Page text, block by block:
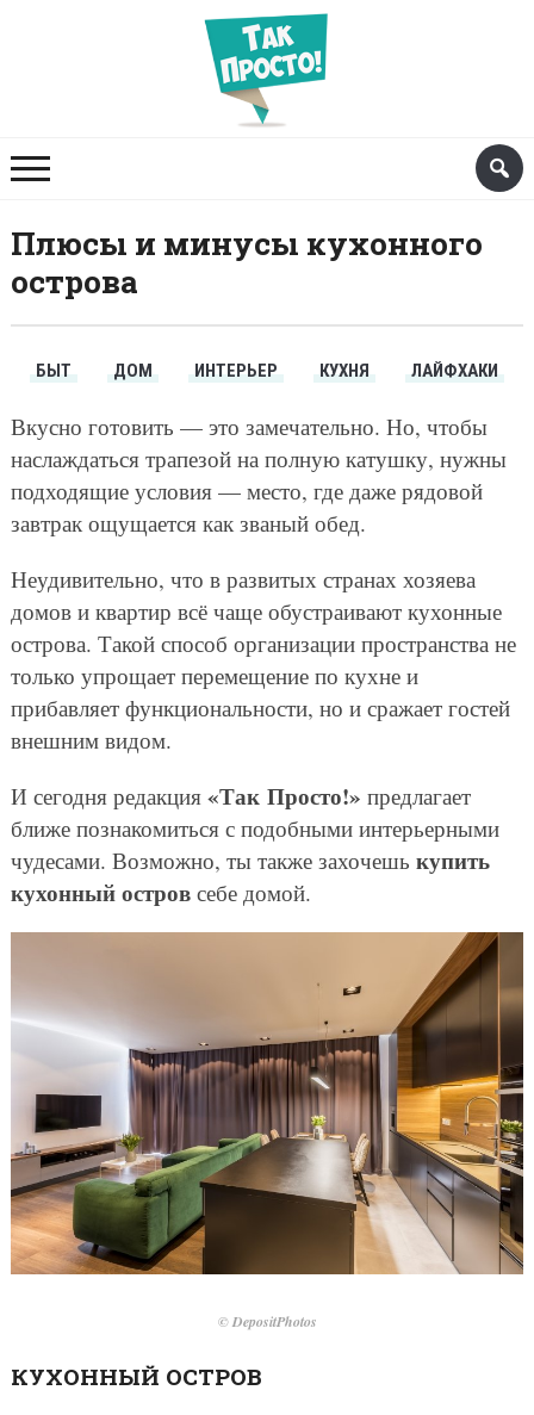
Плюсы и минусы кухонного
острова
БЫТ ДОМ ИНТЕРЬЕР КУХНЯ ЛАЙФХАКИ
Вкусно готовить — это замечательно. Но, чтобы
наслаждаться трапезой на полную катушку, нужны
подходящие условия — место, где даже рядовой
завтрак ощущается как званый обед.
Неудивительно, что в развитых странах хозяева
домов и квартир всё чаще обустраивают кухонные
острова. Такой способ организации пространства не
только упрощает перемещение по кухне и
прибавляет функциональности, но и сражает гостей
внешним видом.
И сегодня редакция «Так Просто!» предлагает
ближе познакомиться с подобными интерьерными
чудесами. Возможно, ты также захочешь купить
кухонный островсебе домой.
© DepositPhotos
КУХОННЫЙ ОСТРОВ